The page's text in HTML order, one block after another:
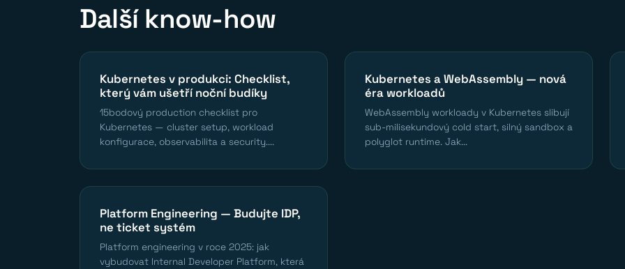
Další know-how
Kubernetes v produkci: Checklist,
který vám ušetří noční budíky
15bodový production checklist pro
Kubernetes — cluster setup, workload
konfigurace, observabilita a security....
Kubernetes a WebAssembly — nová
éra workloadů
WebAssembly workloady v Kubernetes slibují
sub-milisekundový cold start, silný sandbox a
polyglot runtime. Jak...
Platform Engineering — Budujte IDP,
ne ticket systém
Platform engineering v roce 2025: jak
vybudovat Internal Developer Platform, která